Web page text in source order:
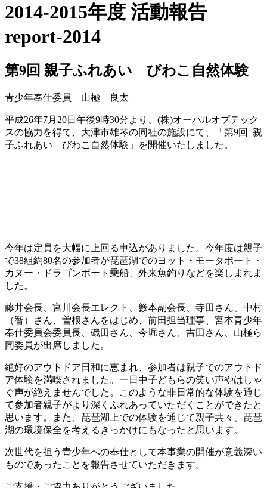
2014-2015年度 活動報告
report-2014
第9回 親子ふれあい びわこ自然体験
青少年奉仕委員 山極 良太
平成26年7月20日午後9時30分より、(株)オーパルオプテック
スの協力を得て、大津市雄琴の同社の施設にて、「第9回 親
子ふれあい びわこ自然体験」を開催いたしました。
今年は定員を大幅に上回る申込がありました。今年度は親子
で38組約80名の参加者が琵琶湖でのヨット・モータボート・
カヌー・ドラゴンボート乗船、外来魚釣りなどを楽しまれま
した。
藤井会長、宮川会長エレクト、籔本副会長、寺田さん、中村
（智）さん、曽根さんをはじめ、前田担当理事、宮本青少年
奉仕委員会委員長、磯田さん、今堀さん、吉田さん、山極ら
同委員が出席しました。
絶好のアウトドア日和に恵まれ、参加者は親子でのアウトド
ア体験を満喫されました。一日中子どもらの笑い声やはしゃ
ぐ声が絶えませんでした。このような非日常的な体験を通じ
て参加者親子がより深くふれあっていただくことができたと
思います。また、琵琶湖上での体験を通じて親子共々、琵琶
湖の環境保全を考えるきっかけにもなったと思います。
次世代を担う青少年への奉仕として本事業の開催が意義深い
ものであったことを報告させていただきます。